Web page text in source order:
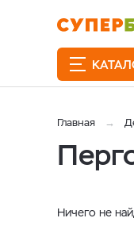
Главная
Ничего не